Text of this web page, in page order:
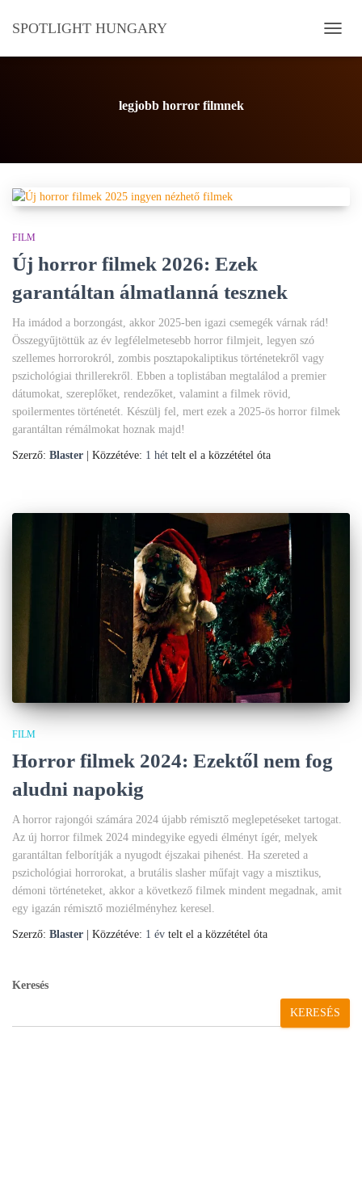
SPOTLIGHT HUNGARY
BE-/
legjobb horror filmnek
FILM
Új horror filmek 2026: Ezek
garantáltan álmatlanná tesznek
Ha imádod a borzongást, akkor 2025-ben igazi csemegék várnak rád!
Összegyűjtöttük az év legfélelmetesebb horror filmjeit, legyen szó
szellemes horrorokról, zombis posztapokaliptikus történetekről vagy
pszichológiai thrillerekről. Ebben a toplistában megtalálod a premier
dátumokat, szereplőket, rendezőket, valamint a filmek rövid,
spoilermentes történetét. Készülj fel, mert ezek a 2025-ös horror filmek
garantáltan rémálmokat hoznak majd!
Szerző: Blaster | Közzétéve: 1 hét telt el a közzététel óta
FILM
Horror filmek 2024: Ezektől nem fog
aludni napokig
A horror rajongói számára 2024 újabb rémisztő meglepetéseket tartogat.
Az új horror filmek 2024 mindegyike egyedi élményt ígér, melyek
garantáltan felborítják a nyugodt éjszakai pihenést. Ha szereted a
pszichológiai horrorokat, a brutális slasher műfajt vagy a misztikus,
démoni történeteket, akkor a következő filmek mindent megadnak, amit
egy igazán rémisztő moziélményhez keresel.
Szerző: Blaster | Közzétéve: 1 év telt el a közzététel óta
Keresés
KERESÉS